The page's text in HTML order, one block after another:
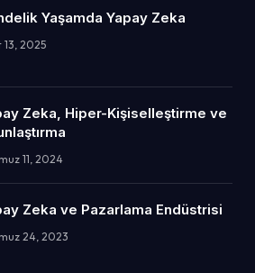
Yaşamda Yapay Zeka
13, 2025
Zeka, Hiper-Kişiselleştirme ve
11, 2024
Zeka ve Pazarlama Endüstrisi
24, 2023